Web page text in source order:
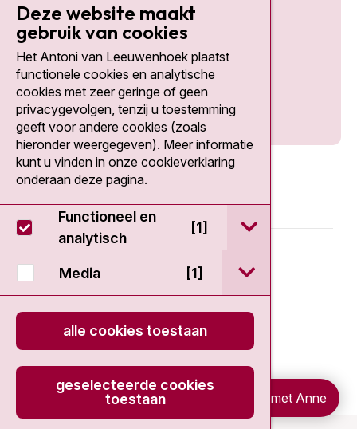
Social media
© 2026 - Antoni van Leeuwenhoek
Privacy statement
Cookieverklaring
Deze website maakt
gebruik van cookies
Het Antoni van Leeuwenhoek plaatst
functionele cookies en analytische
cookies met zeer geringe of geen
privacygevolgen, tenzij u toestemming
geeft voor andere cookies (zoals
hieronder weergegeven). Meer informatie
kunt u vinden in onze cookieverklaring
onderaan deze pagina.
Functioneel en
analytisch
[1] open / sluit
Media [1] open / sluit
alle cookies toestaan
geselecteerde cookies
toestaan
Chat met Anne